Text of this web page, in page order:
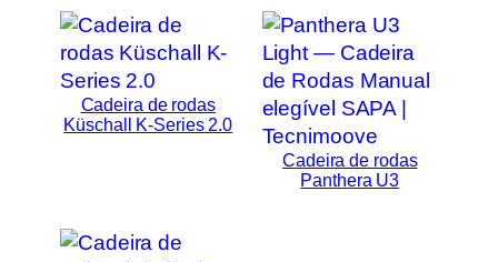
Cadeira de rodas
Küschall K-Series 2.0
Cadeira de rodas
Panthera U3